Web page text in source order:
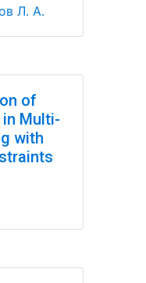
Л. А.
of
Multi-
with